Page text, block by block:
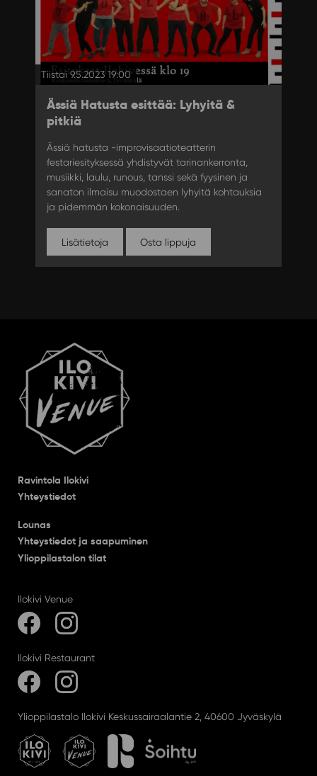
Tiistai 9.5.2023 19:00
Ässiä Hatusta esittää: Lyhyitä &
pitkiä
Ässiä hatusta -improvisaatioteatterin
festariesityksessä yhdistyvät tarinankerronta,
musiikki, laulu, runous, tanssi sekä fyysinen ja
sanaton ilmaisu muodostaen lyhyitä kohtauksia
ja pidemmän kokonaisuuden.
Lisätietoja Osta lippuja
Ravintola Ilokivi
Yhteystiedot
Lounas
Yhteystiedot ja saapuminen
Ylioppilastalon tilat
Ilokivi Venue
Ilokivi Restaurant
Ylioppilastalo Ilokivi Keskussairaalantie 2, 40600 Jyväskylä